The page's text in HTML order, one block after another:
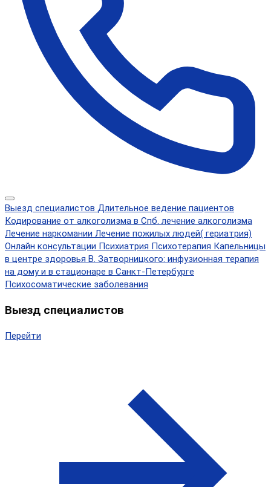
Выезд специалистов Длительное ведение пациентов
Кодирование от алкоголизма в Спб. лечение алкоголизма
Лечение наркомании Лечение пожилых людей( гериатрия)
Онлайн консультации Психиатрия Психотерапия Капельницы
в центре здоровья В. Затворницкого: инфузионная терапия
на дому и в стационаре в Санкт-Петербурге
Психосоматические заболевания
Выезд специалистов
Перейти